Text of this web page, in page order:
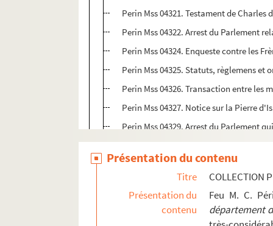
Perin Mss 04321. Testament de Charles
Perin Mss 04322. Arrest du Parlement
Perin Mss 04324. Enqueste contre les
Perin Mss 04325. Statuts, règlemens
Perin Mss 04326. Transaction entre les
Perin Mss 04327. Notice sur la Pierre
Perin Mss 04329. Arrest du Parlement
Perin Mss 04333. Discours envoyé en
Perin Mss 04335 GF. De Academia
Perin Mss 04337. Conférences
Perin Mss 04338. Arrêt du Conseil
Perin Mss 04339. Lettres patentes
Présentation du contenu
Titre
COLLECTION
Présentation du
contenu
Feu M. C.
département